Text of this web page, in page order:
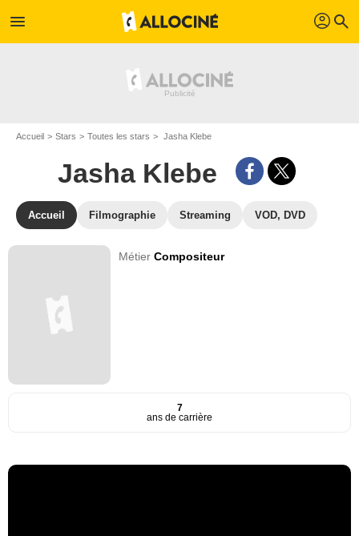
menu profil search
Accueil Stars Toutes les stars Jasha Klebe
Jasha Klebe
Accueil Filmographie Streaming VOD, DVD
MétierCompositeur
7
ans de carrière